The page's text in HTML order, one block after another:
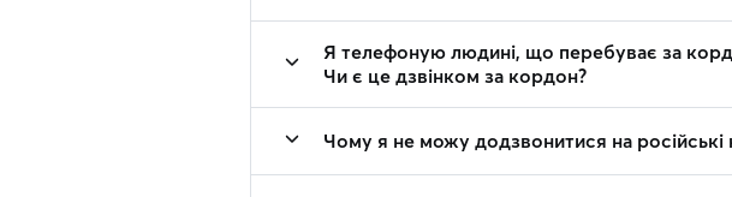
Я телефоную людині, що перебуває за
Чи є це дзвінком за кордон?
Чому я не можу додзвонитися на російські